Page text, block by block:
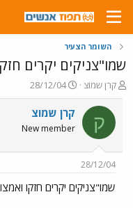
השומר הצעיר
שמו"צניקים יקרים
פ
ו
ת
ח
ה
ש
א
קרן שמוצ
פ
ו
ר
ס
ם
ר
28/12/04
ק קרן שמוצ
New member
28/12/04
שמו"צניקים יקרים חזקו